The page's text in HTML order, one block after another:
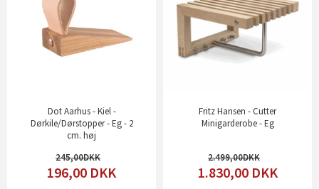
Dot Aarhus - Kiel -
Dørkile/Dørstopper - Eg - 2
cm. høj
245,00
196,00 DKK
Fritz Hansen - Cutter
Minigarderobe - Eg
2.499,00
1.830,00 DKK